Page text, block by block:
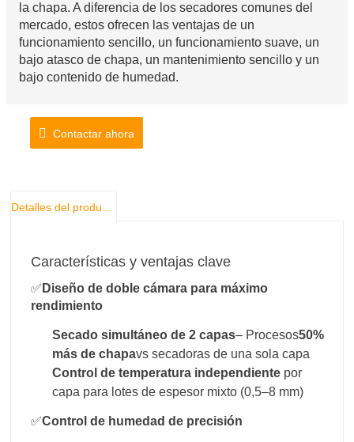
la chapa. A diferencia de los secadores comunes del
mercado, estos ofrecen las ventajas de un
funcionamiento sencillo, un funcionamiento suave, un
bajo atasco de chapa, un mantenimiento sencillo y un
bajo contenido de humedad.
Contactar ahora
Detalles del producto
Características y ventajas clave
✅ Diseño de doble cámara para máximo
rendimiento
Secado simultáneo de 2 capas– Procesos50%
más de chapavs secadoras de una sola capa
Control de temperatura independiente por
capa para lotes de espesor mixto (0,5–8 mm)
✅Control de humedad de precisión